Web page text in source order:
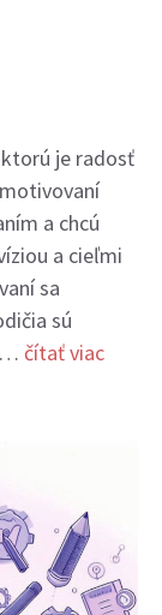
je radosť
a chcú
a cieľmi
sa
sú
… čítať viac